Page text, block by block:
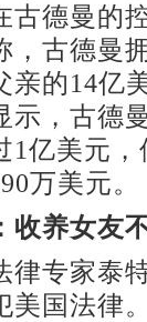
古德曼的
，古德曼
亲的14亿
示，古德
1亿美元
万美
养女友
专家泰特
美国法律